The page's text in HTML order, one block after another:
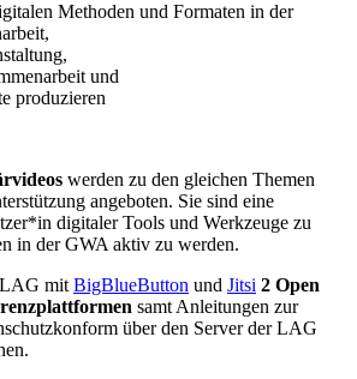
Methoden und Formaten in der
und
produzieren
werden zu den gleichen Themen
angeboten. Sie sind eine
digitaler Tools und Werkzeuge zu
in der GWA aktiv zu werden.
mit BigBlueButton und Jitsi 2 Open
samt Anleitungen zur
über den Server der LAG